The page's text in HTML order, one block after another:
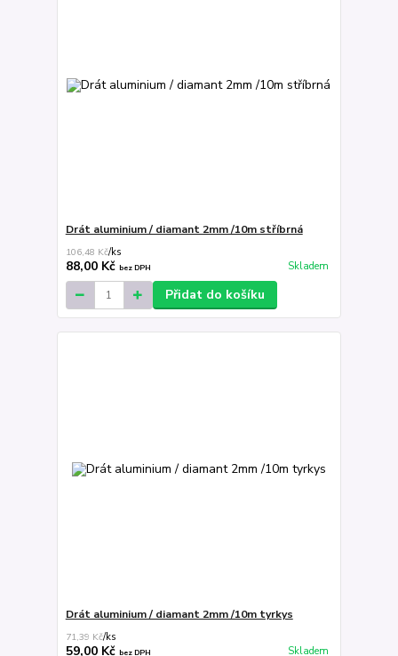
Drát aluminium / diamant 2mm /10m stříbrná
106,48 Kč/ks
88,00 Kč bez DPH Skladem
Přidat do košíku
Drát aluminium / diamant 2mm /10m tyrkys
71,39 Kč/ks
59,00 Kč bez DPH Skladem